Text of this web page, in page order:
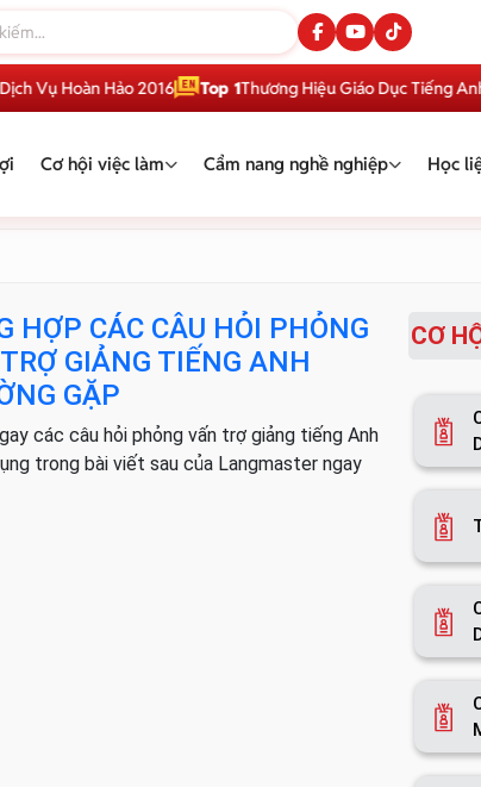
Vụ Hoàn Hảo 2016 Top 1Thương Hiệu Giáo Dục Tiếng Anh
Cơ hội việc làm Cẩm nang nghề nghiệp Học
HỢP CÁC CÂU HỎI PHỎNG
GIẢNG TIẾNG ANH
GẶP
các câu hỏi phỏng vấn trợ giảng tiếng Anh
trong bài viết sau của Langmaster ngay
CƠ